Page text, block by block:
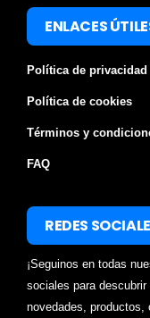
ENLACES
Política de privacidad
Política de cookies
Términos y
FAQ
REDES
¡Seguinos en todas
sociales para
novedades, productos,